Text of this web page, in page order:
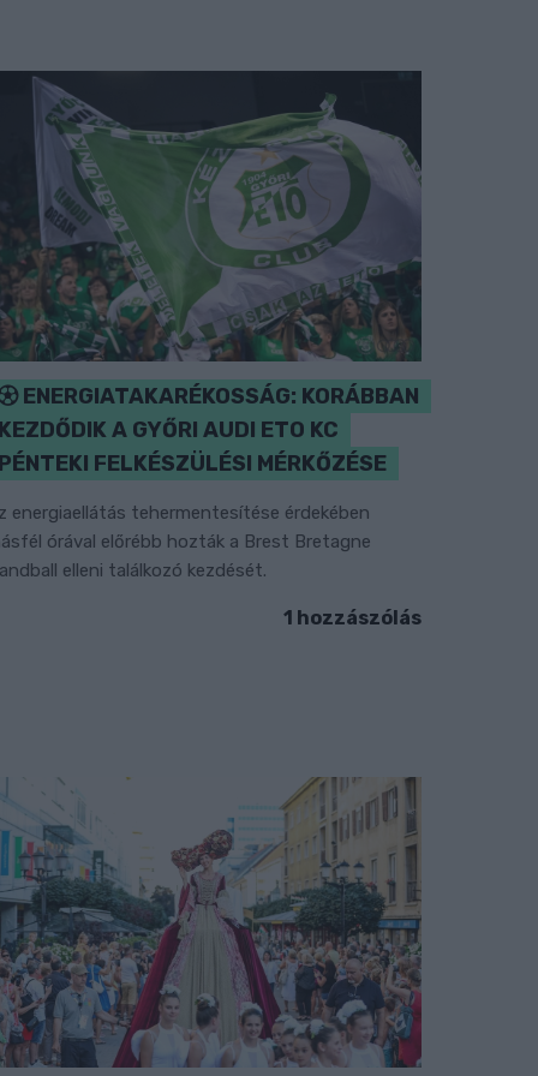
ENERGIATAKARÉKOSSÁG: KORÁBBAN
A GYŐRI AUDI ETO KC
FELKÉSZÜLÉSI MÉRKŐZÉSE
energiaellátás tehermentesítése érdekében
órával előrébb hozták a Brest Bretagne
elleni találkozó kezdését.
1 hozzászólás